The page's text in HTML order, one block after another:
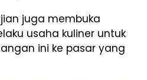
juga membuka
usaha kuliner untuk
ini ke pasar yang